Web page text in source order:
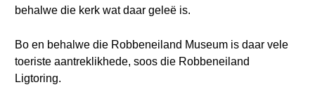
behalwe die kerk wat daar geleë is.
Bo en behalwe die Robbeneiland Museum is daar vele
toeriste aantreklikhede, soos die Robbeneiland
Ligtoring.